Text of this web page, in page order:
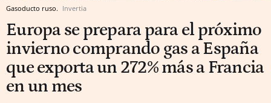
Gasoducto ruso. Invertia
Europa se prepara para el próximo
invierno comprando gas a España
que exporta un 272% más a Francia
en un mes